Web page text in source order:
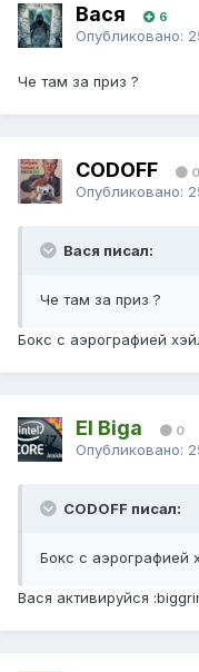
Вася 6
Опубликовано:
Че там за приз ?
CODOFF 0
Опубликовано:
Вася писал:
Че там за приз ?
Бокс с аэрографией
El Biga 0
Опубликовано:
CODOFF писал:
Бокс с аэрографией
Вася активируйся